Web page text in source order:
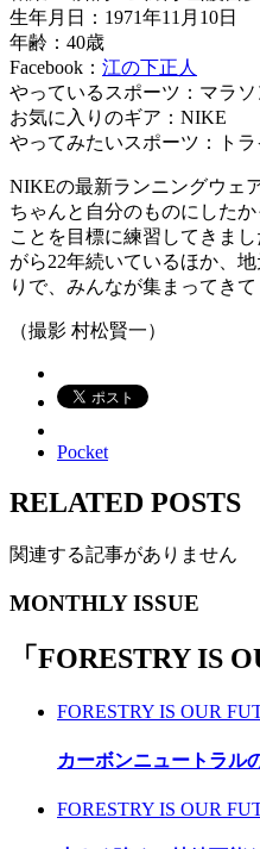
生年月日：1971年11月10日
年齢：40歳
Facebook： 江の下正人
やっているスポーツ：マラ
お気に入りのギア：NIKE
やってみたいスポーツ：ト
NIKEの最新ランニングウェ
ちゃんと自分のものにした
ことを目標に練習してきま
がら22年続いているほか、
りで、みんなが集まってき
（撮影 村松賢一）
Pocket
RELATED POSTS
関連する記事がありません
MONTHLY ISSUE
「 FORESTRY IS
FORESTRY IS OUR
カーボンニュートラル
FORESTRY IS OUR